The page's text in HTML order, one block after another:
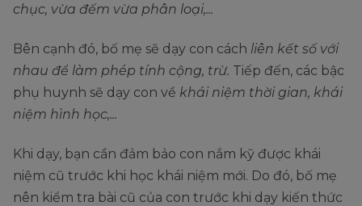
chục, vừa đếm vừa phân loại,...
Bên cạnh đó, bố mẹ sẽ dạy con cách liên kết số với
nhau để làm phép tính cộng, trừ. Tiếp đến, các bậc
phụ huynh sẽ dạy con về khái niệm thời gian, khái
niệm hình học,...
Khi dạy, bạn cần đảm bảo con nắm kỹ được khái
niệm cũ trước khi học khái niệm mới. Do đó, bố mẹ
nên kiểm tra bài cũ của con trước khi dạy kiến thức